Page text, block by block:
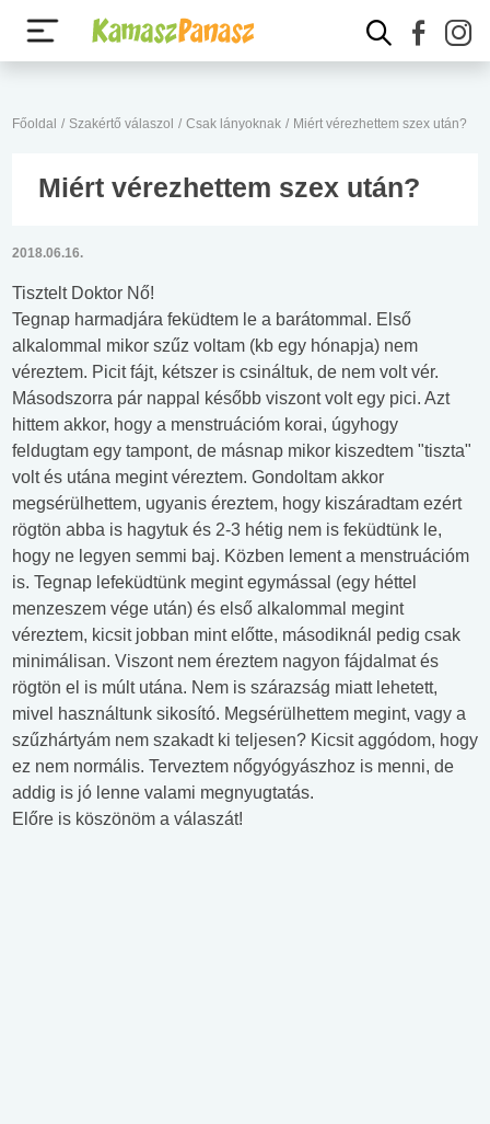
Főoldal / Szakértő válaszol / Csak lányoknak / Miért vérezhettem szex után?
Miért vérezhettem szex után?
2018.06.16.
Tisztelt Doktor Nő!
Tegnap harmadjára feküdtem le a barátommal. Első
alkalommal mikor szűz voltam (kb egy hónapja) nem
véreztem. Picit fájt, kétszer is csináltuk, de nem volt vér.
Másodszorra pár nappal később viszont volt egy pici. Azt
hittem akkor, hogy a menstruációm korai, úgyhogy
feldugtam egy tampont, de másnap mikor kiszedtem "tiszta"
volt és utána megint véreztem. Gondoltam akkor
megsérülhettem, ugyanis éreztem, hogy kiszáradtam ezért
rögtön abba is hagytuk és 2-3 hétig nem is feküdtünk le,
hogy ne legyen semmi baj. Közben lement a menstruációm
is. Tegnap lefeküdtünk megint egymással (egy héttel
menzeszem vége után) és első alkalommal megint
véreztem, kicsit jobban mint előtte, másodiknál pedig csak
minimálisan. Viszont nem éreztem nagyon fájdalmat és
rögtön el is múlt utána. Nem is szárazság miatt lehetett,
mivel használtunk sikosító. Megsérülhettem megint, vagy a
szűzhártyám nem szakadt ki teljesen? Kicsit aggódom, hogy
ez nem normális. Terveztem nőgyógyászhoz is menni, de
addig is jó lenne valami megnyugtatás.
Előre is köszönöm a válaszát!